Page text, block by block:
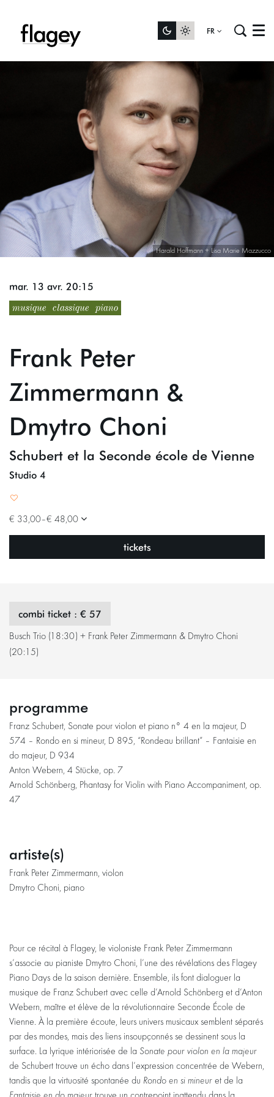
FR Menu
Harald Hoffmann + Lisa Marie Mazzucco
musique classique piano
Frank Peter
Zimmermann &
Dmytro Choni
Schubert et la Seconde école de Vienne
mar. 13 avr. 20:15
Studio 4
€ 33,00–€ 48,00
tickets
combi ticket : € 57
Busch Trio (18:30) + Frank Peter Zimmermann & Dmytro Choni
(20:15)
programme
Franz Schubert, Sonate pour violon et piano n° 4 en la majeur, D
574 – Rondo en si mineur, D 895, “Rondeau brillant” – Fantaisie en
do majeur, D 934
Anton Webern, 4 Stücke, op. 7
Arnold Schönberg, Phantasy for Violin with Piano Accompaniment, op.
47
artiste(s)
Frank Peter Zimmermann, violon
Dmytro Choni, piano
Pour ce récital à Flagey, le violoniste Frank Peter Zimmermann
s’associe au pianiste Dmytro Choni, l’une des révélations des Flagey
Piano Days de la saison dernière. Ensemble, ils font dialoguer la
musique de Franz Schubert avec celle d’Arnold Schönberg et d’Anton
Webern, maître et élève de la révolutionnaire Seconde École de
Vienne. À la première écoute, leurs univers musicaux semblent séparés
par des mondes, mais des liens insoupçonnés se dessinent sous la
surface. La lyrique intériorisée de la Sonate pour violon en la majeur
de Schubert trouve un écho dans l’expression concentrée de Webern,
tandis que la virtuosité spontanée du Rondo en si mineur et de la